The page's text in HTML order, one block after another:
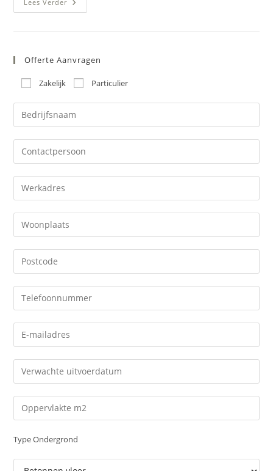
Lees Verder
Traptreden
Offerte Aanvragen
Zakelijk Particulier
Type Ondergrond